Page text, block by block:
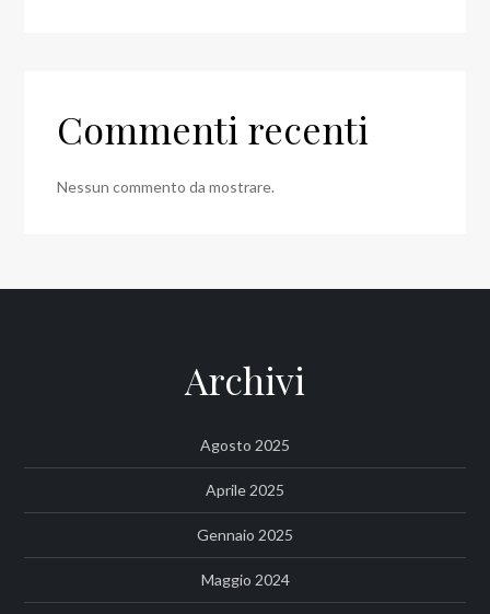
Commenti recenti
Nessun commento da mostrare.
Archivi
Agosto 2025
Aprile 2025
Gennaio 2025
Maggio 2024